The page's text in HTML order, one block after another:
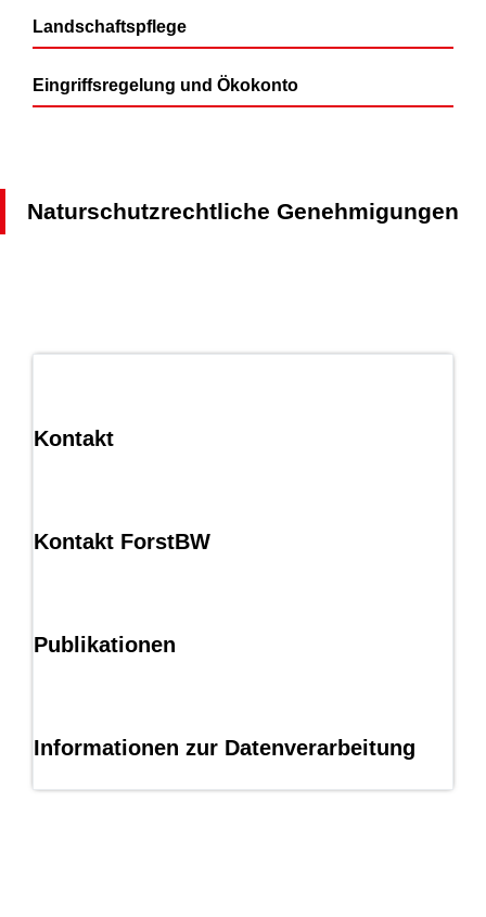
Kontakt
Kontakt ForstBW
Publikationen
Informationen zur Datenverarbeitung
Landschaftspflege
Eingriffsregelung und Ökokonto
Naturschutzrechtliche Genehmigungen